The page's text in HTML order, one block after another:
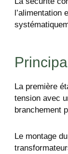
l’alimentation
La première
tension avec
branchement
Le montage